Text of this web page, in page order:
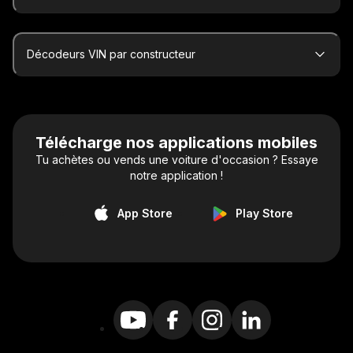
Décodeurs VIN par constructeur
Télécharge nos applications mobiles
Tu achètes ou vends une voiture d'occasion ? Essaye
notre application !
App Store Play Store